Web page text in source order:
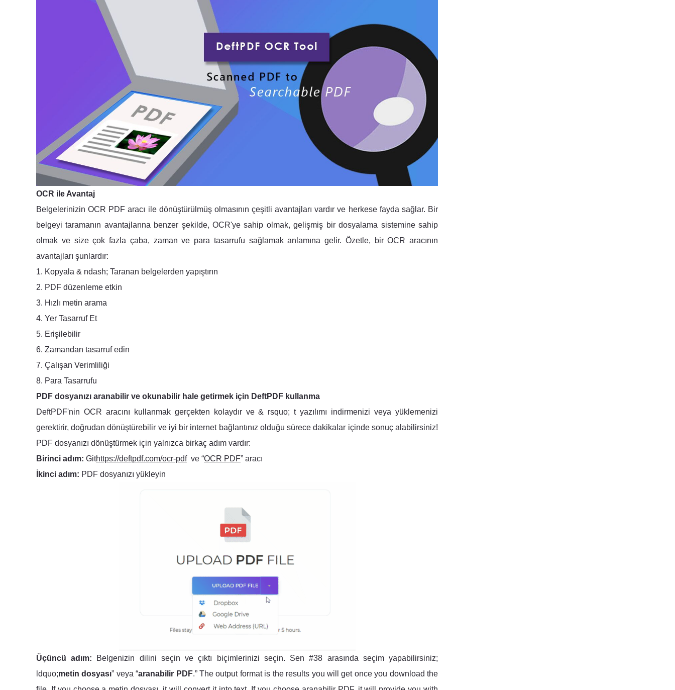
OCR ile Avantaj
Belgelerinizin OCR PDF aracı ile dönüştürülmüş olmasının çeşitli avantajları vardır ve herkese fayda sağlar. Bir
belgeyi taramanın avantajlarına benzer şekilde, OCR'ye sahip olmak, gelişmiş bir dosyalama sistemine sahip
olmak ve size çok fazla çaba, zaman ve para tasarrufu sağlamak anlamına gelir. Özetle, bir OCR aracının
avantajları şunlardır:
1. Kopyala & ndash; Taranan belgelerden yapıştırın
2. PDF düzenleme etkin
3. Hızlı metin arama
4. Yer Tasarruf Et
5. Erişilebilir
6. Zamandan tasarruf edin
7. Çalışan Verimliliği
8. Para Tasarrufu
PDF dosyanızı aranabilir ve okunabilir hale getirmek için DeftPDF kullanma
DeftPDF'nin OCR aracını kullanmak gerçekten kolaydır ve & rsquo; t yazılımı indirmenizi veya yüklemenizi
gerektirir, doğrudan dönüştürebilir ve iyi bir internet bağlantınız olduğu sürece dakikalar içinde sonuç alabilirsiniz!
PDF dosyanızı dönüştürmek için yalnızca birkaç adım vardır:
Birinci adım: Githttps://deftpdf.com/ocr-pdfve “OCR PDF” aracı
İkinci adım: PDF dosyanızı yükleyin
Üçüncü adım: Belgenizin dilini seçin ve çıktı biçimlerinizi seçin. Sen #38 arasında seçim yapabilirsiniz;
ldquo;metin dosyası” veya “aranabilir PDF.” The output format is the results you will get once you download the